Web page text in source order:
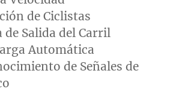
de Ciclistas
de Salida del Carril
Automática
de Señales de